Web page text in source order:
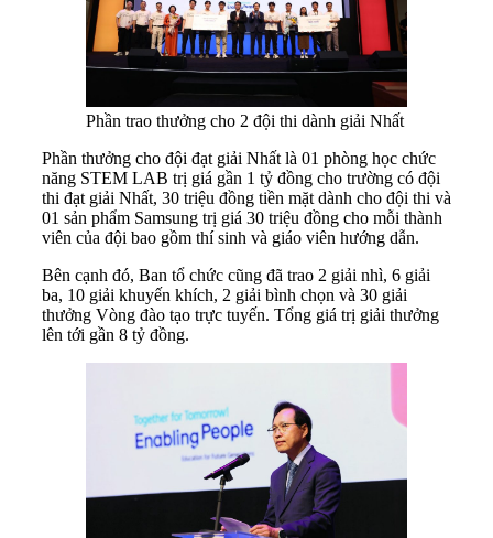
Phần trao thưởng cho 2 đội thi dành giải Nhất
Phần thưởng cho đội đạt giải Nhất là 01 phòng học chức
năng STEM LAB trị giá gần 1 tỷ đồng cho trường có đội
thi đạt giải Nhất, 30 triệu đồng tiền mặt dành cho đội thi và
01 sản phẩm Samsung trị giá 30 triệu đồng cho mỗi thành
viên của đội bao gồm thí sinh và giáo viên hướng dẫn.
Bên cạnh đó, Ban tổ chức cũng đã trao 2 giải nhì, 6 giải
ba, 10 giải khuyến khích, 2 giải bình chọn và 30 giải
thưởng Vòng đào tạo trực tuyến. Tổng giá trị giải thưởng
lên tới gần 8 tỷ đồng.